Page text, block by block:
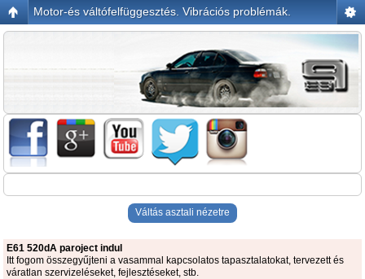
Motor-és váltófelfüggesztés. Vibrációs problémák.
Váltás asztali nézetre
E61 520dA paroject indul
Itt fogom összegyűjteni a vasammal kapcsolatos tapasztalatokat, tervezett és
váratlan szervizeléseket, fejlesztéseket, stb.